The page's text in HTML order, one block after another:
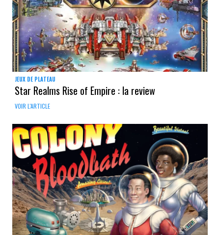
JEUX DE PLATEAU
Star Realms Rise of Empire : la review
VOIR L'ARTICLE